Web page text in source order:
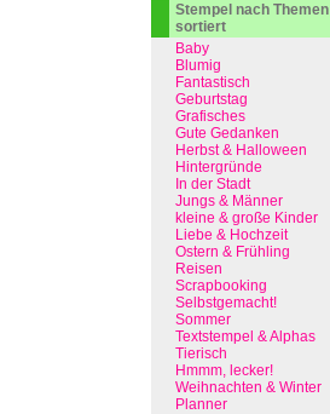
Stempel nach Themen
sortiert
Baby
Blumig
Fantastisch
Geburtstag
Grafisches
Gute Gedanken
Herbst & Halloween
Hintergründe
In der Stadt
Jungs & Männer
kleine & große Kinder
Liebe & Hochzeit
Ostern & Frühling
Reisen
Scrapbooking
Selbstgemacht!
Sommer
Textstempel & Alphas
Tierisch
Hmmm, lecker!
Weihnachten & Winter
Planner